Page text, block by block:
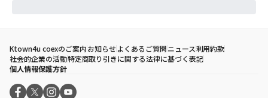
Ktown4u coexのご案内お知らせよくあるご質問ニュース利用約款
社会的企業の活動特定商取り引きに関する法律に基づく表記
個人情報保護方針